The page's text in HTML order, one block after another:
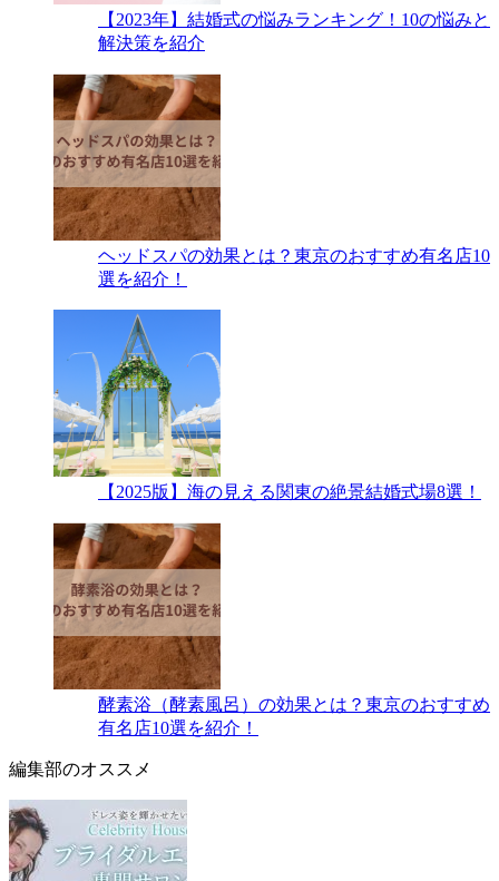
【2023年】結婚式の悩みランキング！10の悩みと
解決策を紹介
ヘッドスパの効果とは？東京のおすすめ有名店10
選を紹介！
【2025版】海の見える関東の絶景結婚式場8選！
酵素浴（酵素風呂）の効果とは？東京のおすすめ
有名店10選を紹介！
編集部のオススメ